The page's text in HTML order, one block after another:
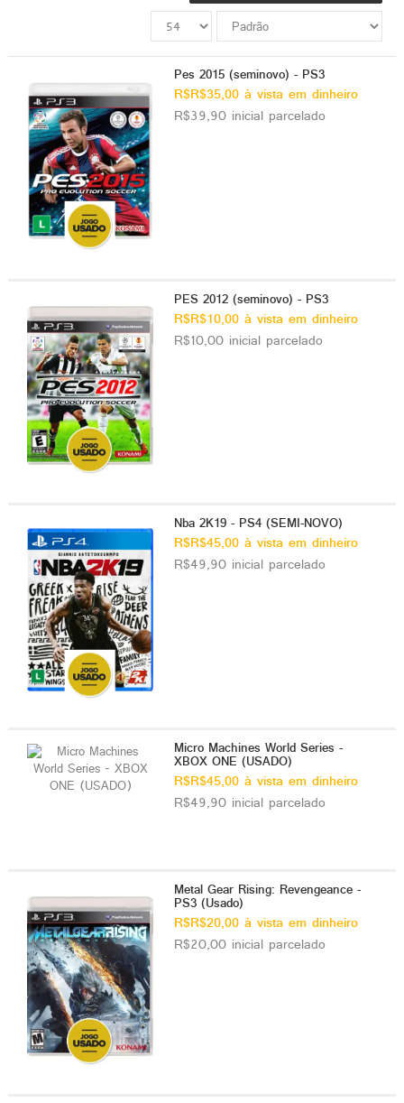
Pes 2015 (seminovo) - PS3
R$R$35,00 à vista em dinheiro
R$39,90 inicial parcelado
PES 2012 (seminovo) - PS3
R$R$10,00 à vista em dinheiro
R$10,00 inicial parcelado
Nba 2K19 - PS4 (SEMI-NOVO)
R$R$45,00 à vista em dinheiro
R$49,90 inicial parcelado
Micro Machines World Series -
XBOX ONE (USADO)
R$R$45,00 à vista em dinheiro
R$49,90 inicial parcelado
Metal Gear Rising: Revengeance -
PS3 (Usado)
R$R$20,00 à vista em dinheiro
R$20,00 inicial parcelado